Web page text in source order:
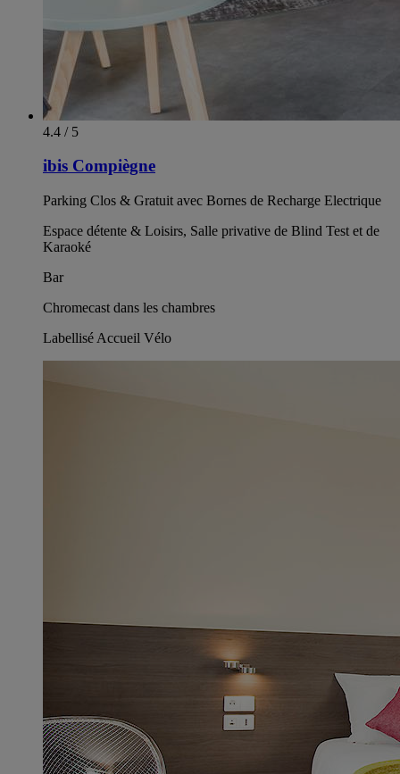
4.4 / 5
ibis Compiègne
Parking Clos & Gratuit avec Bornes de Recharge Electrique
Espace détente & Loisirs, Salle privative de Blind Test et de
Karaoké
Bar
Chromecast dans les chambres
Labellisé Accueil Vélo